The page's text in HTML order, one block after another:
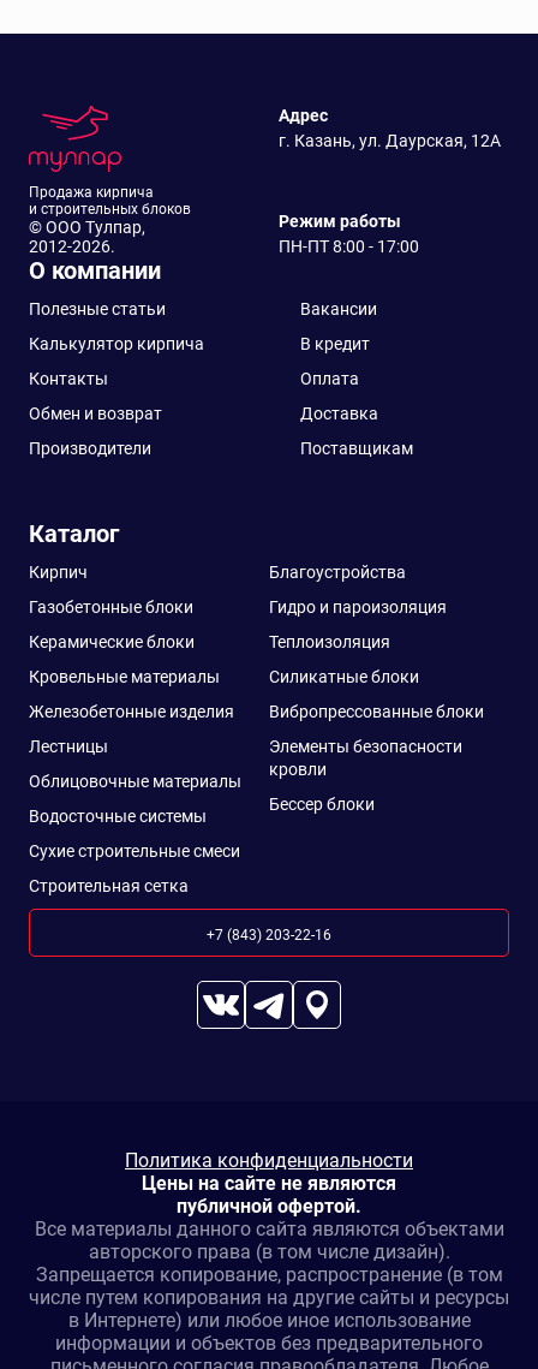
Продажа кирпича
и строительных блоков
© ООО Тулпар,
2012-2026.
Адрес
г. Казань, ул. Даурская, 12А
Режим работы
ПН-ПТ 8:00 - 17:00
О компании
Полезные статьи
Вакансии
Калькулятор кирпича
В кредит
Контакты
Оплата
Обмен и возврат
Доставка
Производители
Поставщикам
Каталог
Кирпич
Газобетонные блоки
Керамические блоки
Кровельные материалы
Железобетонные изделия
Лестницы
Облицовочные материалы
Водосточные системы
Сухие строительные смеси
Строительная сетка
Благоустройства
Гидро и пароизоляция
Теплоизоляция
Силикатные блоки
Вибропрессованные блоки
Элементы безопасности
кровли
Бессер блоки
+7 (843) 203-22-16
Цены на сайте не являются
публичной офертой.
Все материалы данного сайта являются объектами
авторского права (в том числе дизайн).
Запрещается копирование, распространение (в том
числе путем копирования на другие сайты и ресурсы
в Интернете) или любое иное использование
информации и объектов без предварительного
Политика конфиденциальности